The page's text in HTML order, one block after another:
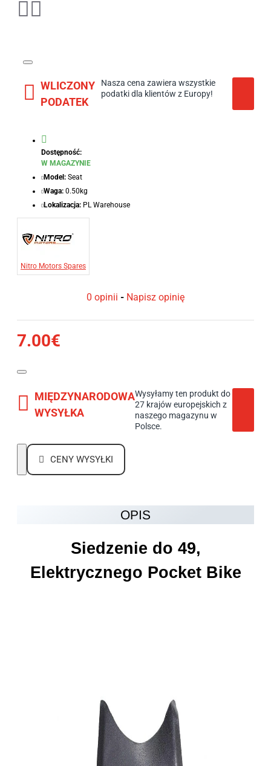
WLICZONY
PODATEK
Nasza cena zawiera wszystkie
podatki dla klientów z Europy!
Dostępność:
W MAGAZYNIE
Model: Seat
Waga: 0.50kg
Lokalizacja: PL Warehouse
Nitro Motors Spares
0 opinii - Napisz opinię
7.00€
MIĘDZYNARODOWA
WYSYŁKA
Wysyłamy ten produkt do
27 krajów europejskich z
naszego magazynu w
Polsce.
CENY WYSYŁKI
OPIS
Siedzenie do 49,
Elektrycznego Pocket Bike